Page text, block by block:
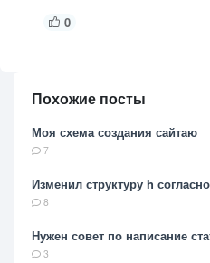
0
Похожие посты
Моя схема создания сайтаю
7
Изменил структуру h
8
Нужен совет по написание
3